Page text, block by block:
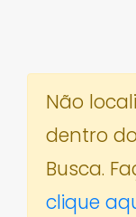
Não
dentro
Busca.
clique